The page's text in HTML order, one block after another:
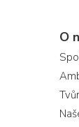
O